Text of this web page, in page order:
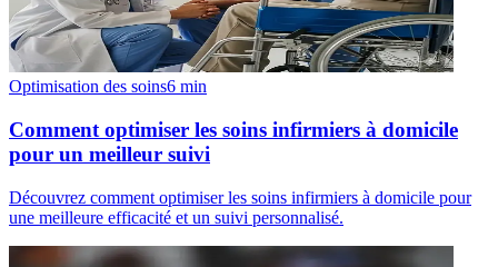
Optimisation des soins6 min
Comment optimiser les soins infirmiers à domicile
pour un meilleur suivi
Découvrez comment optimiser les soins infirmiers à domicile pour
une meilleure efficacité et un suivi personnalisé.